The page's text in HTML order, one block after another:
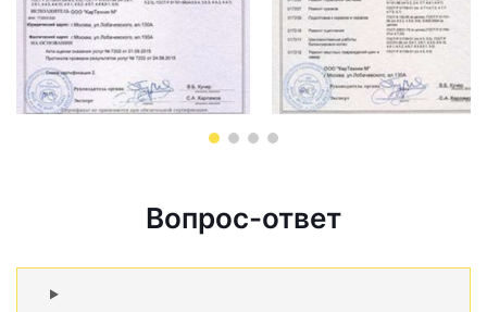
Вопрос-ответ